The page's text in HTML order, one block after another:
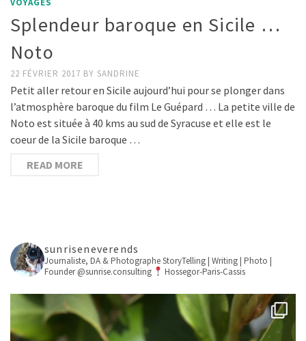
VOYAGES
Splendeur baroque en Sicile …
Noto
22 FÉVRIER 2017 BY SANDRINE
Petit aller retour en Sicile aujourd’hui pour se plonger dans
l’atmosphère baroque du film Le Guépard … La petite ville de
Noto est située à 40 kms au sud de Syracuse et elle est le
coeur de la Sicile baroque …
READ MORE
sunriseneverends
Journaliste, DA & PhotographeStoryTelling | Writing | Photo |
Founder @sunrise.consulting
Hossegor-Paris-Cassis